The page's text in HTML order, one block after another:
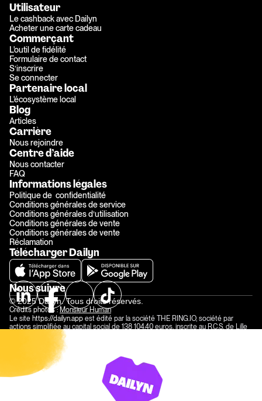
Télécharger Dailyn
Nous suivre
Utilisateur
Le cashback avec Dailyn
Acheter une carte cadeau
Commerçant
L'outil de fidélité
Formulaire de contact
S’inscrire
Se connecter
Partenaire local
L'écosystème local
Blog
Articles
Carrière
Nous rejoindre
Centre d’aide
Nous contacter
FAQ
Informations légales
Politique de  confidentialité
Conditions générales de service
Conditions générales d’utilisation
Conditions générales de vente
Réclamation
Conditions générales de vente
© 2025 Dailyn. Tous droits réservés.
Crédits photos : Monsieur Human
Le site https://dailyn.app est édité par la société THE RING.IO, société par
actions simplifiée au capital social de 138 104,40 euros, inscrite au R.C.S. de Lille
Métropole sous le numéro 840 129 258 et dont le siège social est situé 59 rue
Nationale 59000 Lille et représentée par Antoine TISON, CEO et directeur de
Numéro de TVA intracommunautaire : FR 23840129258
Contact : hello@dailyn.app
Le site est hébergé par la société Amazon Web Services Inc. 410 Terry Avenue
North, Seattle, WA 98109-5210, USA.